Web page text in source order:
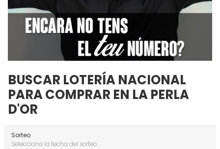
BUSCAR LOTERÍA NACIONAL
PARA COMPRAR EN LA PERLA
D'OR
Sorteo
Selecciona la fecha del sorteo